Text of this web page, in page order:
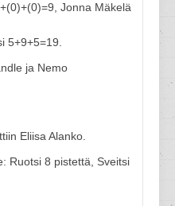
Jonna Mäkelä
5+9+5=19.
ja Nemo
Eliisa Alanko.
Ruotsi 8 pistettä, Sveitsi